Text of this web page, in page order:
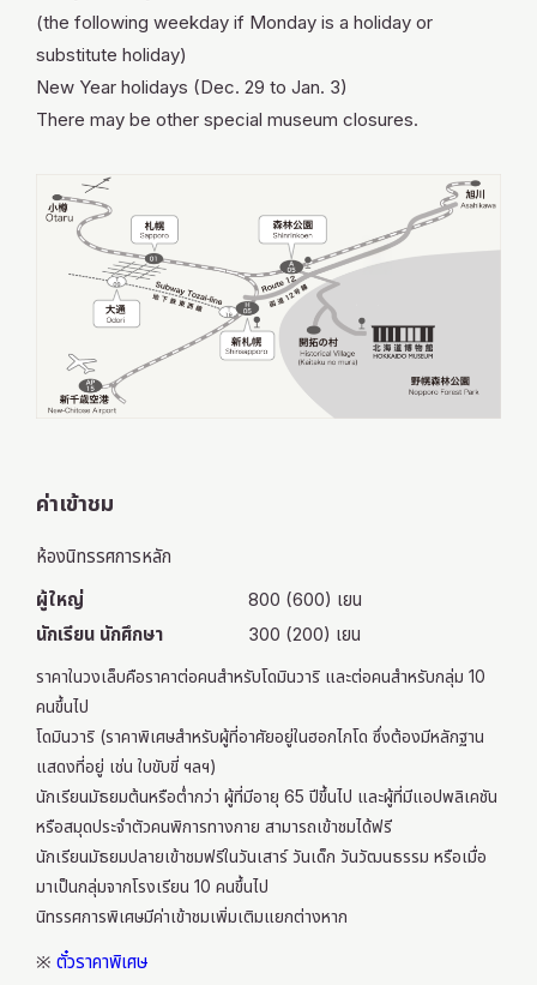
(the following weekday if Monday is a holiday or
substitute holiday)
New Year holidays (Dec. 29 to Jan. 3)
There may be other special museum closures.
ค่าเข้าชม
ห้องนิทรรศการหลัก
ผู้ใหญ่
800 (600) เยน
นักเรียน นักศึกษา
300 (200) เยน
ราคาในวงเล็บคือราคาต่อคนสำหรับโดมินวาริ และต่อคนสำหรับกลุ่ม 10
คนขึ้นไป
โดมินวาริ (ราคาพิเศษสำหรับผู้ที่อาศัยอยู่ในฮอกไกโด ซึ่งต้องมีหลักฐาน
แสดงที่อยู่ เช่น ใบขับขี่ ฯลฯ)
นักเรียนมัธยมต้นหรือต่ำกว่า ผู้ที่มีอายุ 65 ปีขึ้นไป และผู้ที่มีแอปพลิเคชัน
หรือสมุดประจำตัวคนพิการทางกาย สามารถเข้าชมได้ฟรี
นักเรียนมัธยมปลายเข้าชมฟรีในวันเสาร์ วันเด็ก วันวัฒนธรรม หรือเมื่อ
มาเป็นกลุ่มจากโรงเรียน 10 คนขึ้นไป
นิทรรศการพิเศษมีค่าเข้าชมเพิ่มเติมแยกต่างหาก
ตั๋วราคาพิเศษ